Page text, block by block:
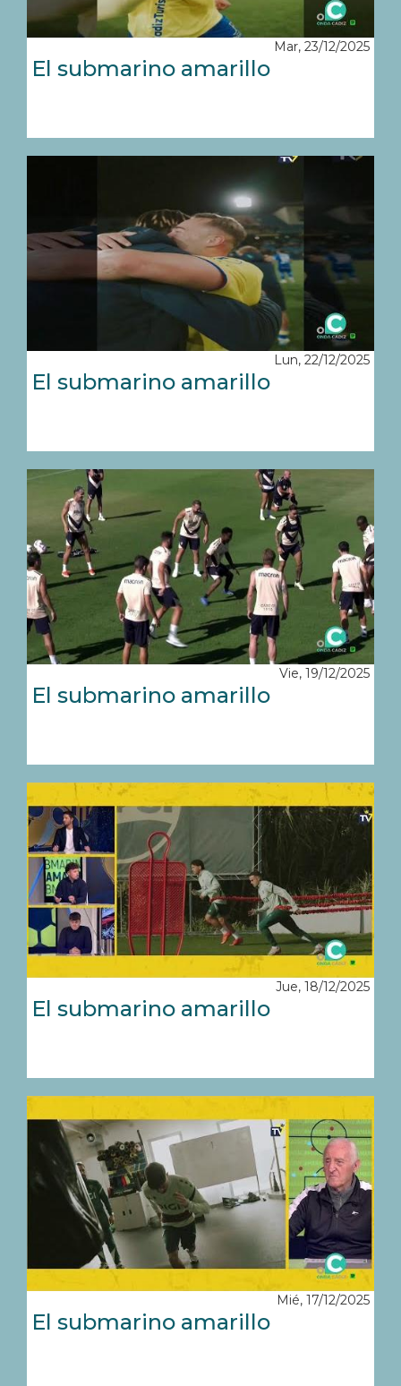
Mar, 23/12/2025
El submarino amarillo
Lun, 22/12/2025
El submarino amarillo
Vie, 19/12/2025
El submarino amarillo
Jue, 18/12/2025
El submarino amarillo
Mié, 17/12/2025
El submarino amarillo